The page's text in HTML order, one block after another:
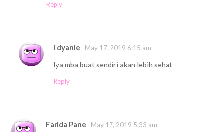
Reply
iidyanie May 17, 2019 6:15 am
Iya mba buat sendiri akan lebih sehat
Reply
Farida Pane May 17, 2019 5:33 am